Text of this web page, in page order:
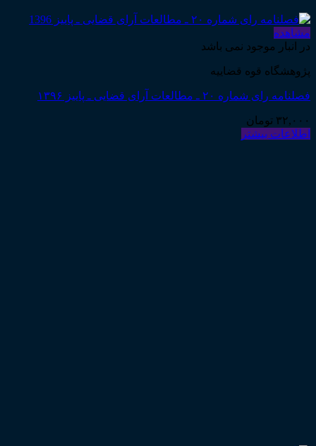
مشاهده
در انبار موجود نمی باشد
پژوهشگاه قوه قضاییه
فصلنامه رای شماره ۲۰ ـ مطالعات آرای قضایی ـ پاییز ۱۳۹۶
۳۲,۰۰۰ تومان
اطلاعات بیشتر